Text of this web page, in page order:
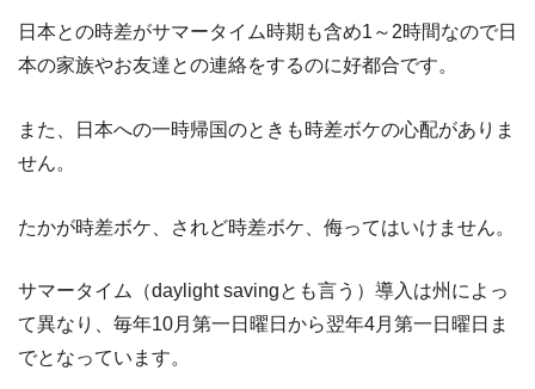
日本との時差がサマータイム時期も含め1～2時間なので日
本の家族やお友達との連絡をするのに好都合です。
また、日本への一時帰国のときも時差ボケの心配がありま
せん。
たかが時差ボケ、されど時差ボケ、侮ってはいけません。
サマータイム（daylight savingとも言う）導入は州によっ
て異なり、毎年10月第一日曜日から翌年4月第一日曜日ま
でとなっています。